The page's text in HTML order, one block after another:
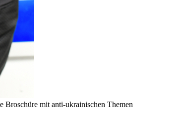
Broschüre mit anti-ukrainischen Themen